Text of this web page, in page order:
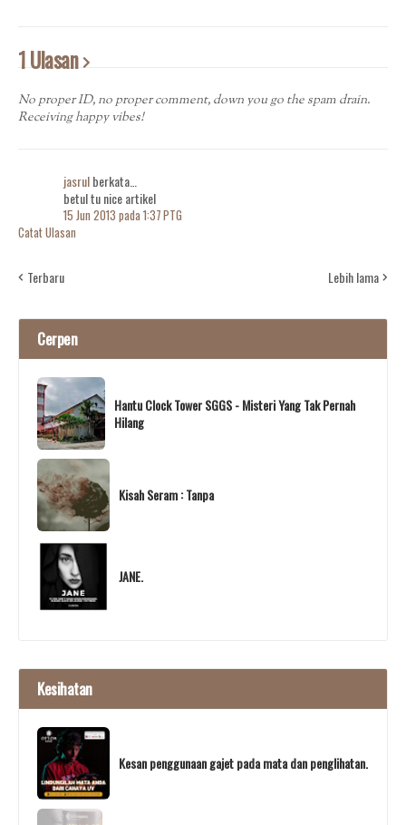
1 Ulasan
No proper ID, no proper comment, down you go the spam drain.
Receiving happy vibes!
jasrulberkata…
betul tu nice artikel
15 Jun 2013 pada 1:37 PTG
Catat Ulasan
Terbaru Lebih lama
Cerpen
Hantu Clock Tower SGGS - Misteri Yang Tak Pernah
Hilang
Kisah Seram : Tanpa
JANE.
Kesihatan
Kesan penggunaan gajet pada mata dan penglihatan.